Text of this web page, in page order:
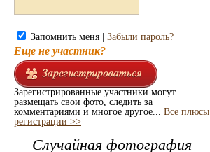
Запомнить меня | Забыли пароль?
Еще не участник?
Зарегистрированные участники могут
размещать свои фото, следить за
комментариями и многое другое... Все плюсы
регистрации >>
Случайная фотография